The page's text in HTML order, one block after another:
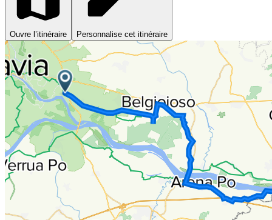
Ouvre l’itinéraire Personnalise cet itinéraire